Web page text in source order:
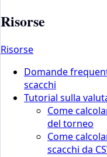
Risorse
Risorse
Domande
scacchi
Tutorial sulla
Come
del torneo
Come
scacchi da